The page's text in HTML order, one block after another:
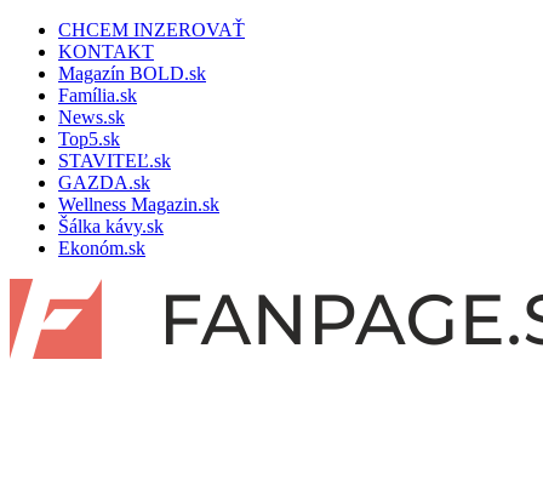
CHCEM INZEROVAŤ
KONTAKT
Magazín BOLD.sk
Família.sk
News.sk
Top5.sk
STAVITEĽ.sk
GAZDA.sk
Wellness Magazin.sk
Šálka kávy.sk
Ekonóm.sk